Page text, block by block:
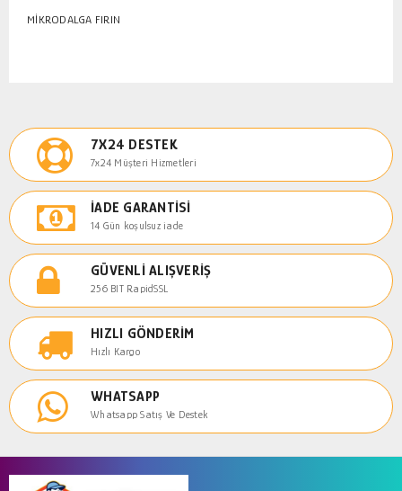
MİKRODALGA FIRIN
7X24 DESTEK
7x24 Müşteri Hizmetleri
İADE GARANTISI
14 Gün koşulsuz iade
GÜVENLI ALIŞVERIŞ
256 BIT RapidSSL
HIZLI GÖNDERIM
Hızlı Kargo
WHATSAPP
Whatsapp Satış Ve Destek